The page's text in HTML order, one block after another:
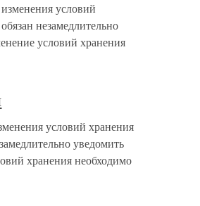
условий
незамедлительно
условий хранения
условий хранения
уведомить
хранения необходимо